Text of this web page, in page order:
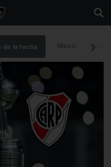
de la fecha